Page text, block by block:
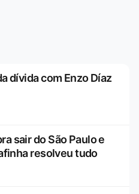
dívida com Enzo Díaz
sair do São Paulo e
resolveu tudo